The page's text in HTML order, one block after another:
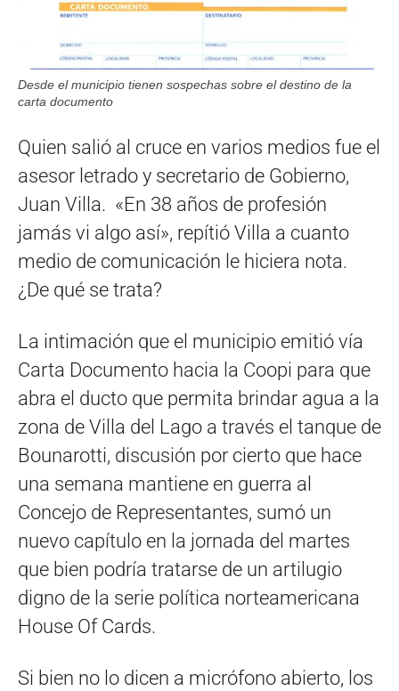
Desde el municipio tienen sospechas sobre el destino de la
carta documento
Quien salió al cruce en varios medios fue el
asesor letrado y secretario de Gobierno,
Juan Villa. «En 38 años de profesión
jamás vi algo así», repítió Villa a cuanto
medio de comunicación le hiciera nota.
¿De qué se trata?
La intimación que el municipio emitió vía
Carta Documento hacia la Coopi para que
abra el ducto que permita brindar agua a la
zona de Villa del Lago a través el tanque de
Bounarotti, discusión por cierto que hace
una semana mantiene en guerra al
Concejo de Representantes, sumó un
nuevo capítulo en la jornada del martes
que bien podría tratarse de un artilugio
digno de la serie política norteamericana
House Of Cards.
Si bien no lo dicen a micrófono abierto, los